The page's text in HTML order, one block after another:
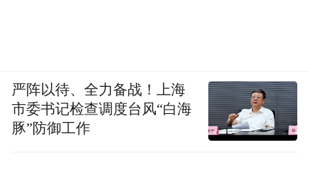
严阵以待、全力备战！上海
市委书记检查调度台风“白海
豚”防御工作